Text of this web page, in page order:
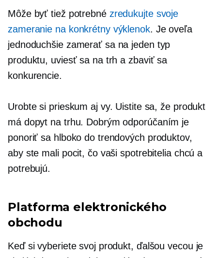
Môže byť tiež potrebné zredukujte svoje
zameranie na konkrétny výklenok. Je oveľa
jednoduchšie zamerať sa na jeden typ
produktu, uviesť sa na trh a zbaviť sa
konkurencie.
Urobte si prieskum aj vy. Uistite sa, že produkt
má dopyt na trhu. Dobrým odporúčaním je
ponoriť sa hlboko do trendových produktov,
aby ste mali pocit, čo vaši spotrebitelia chcú a
potrebujú.
Platforma elektronického
obchodu
Keď si vyberiete svoj produkt, ďalšou vecou je